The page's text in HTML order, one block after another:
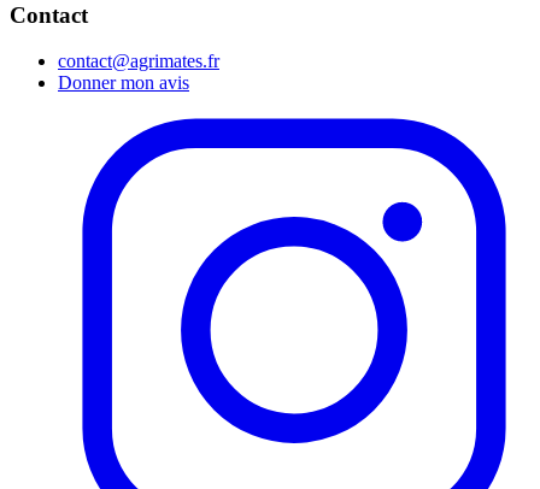
Contact
contact@agrimates.fr
Donner mon avis